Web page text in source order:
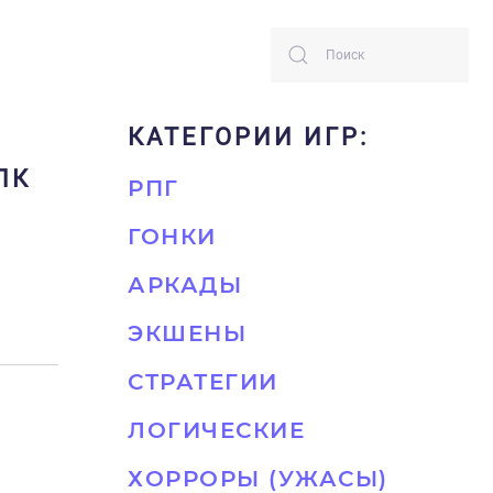
КАТЕГОРИИ ИГР:
РПГ
ГОНКИ
АРКАДЫ
ЭКШЕНЫ
СТРАТЕГИИ
ЛОГИЧЕСКИЕ
ХОРРОРЫ (УЖАСЫ)